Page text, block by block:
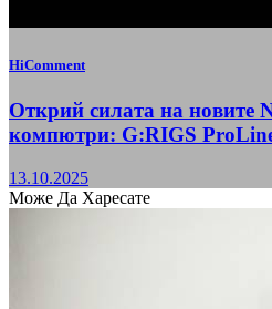
HiComment
Открий силата на новите
компютри: G:RIGS
13.10.2025
Може Да Харесате